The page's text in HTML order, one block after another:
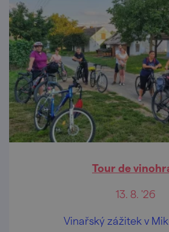
Tour de
13. 8. '26
Vinařský zážitek v